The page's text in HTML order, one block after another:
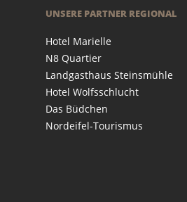
UNSERE PARTNER REGIONAL
Hotel Marielle
N8 Quartier
Landgasthaus Steinsmühle
Hotel Wolfsschlucht
Das Büdchen
Nordeifel-Tourismus